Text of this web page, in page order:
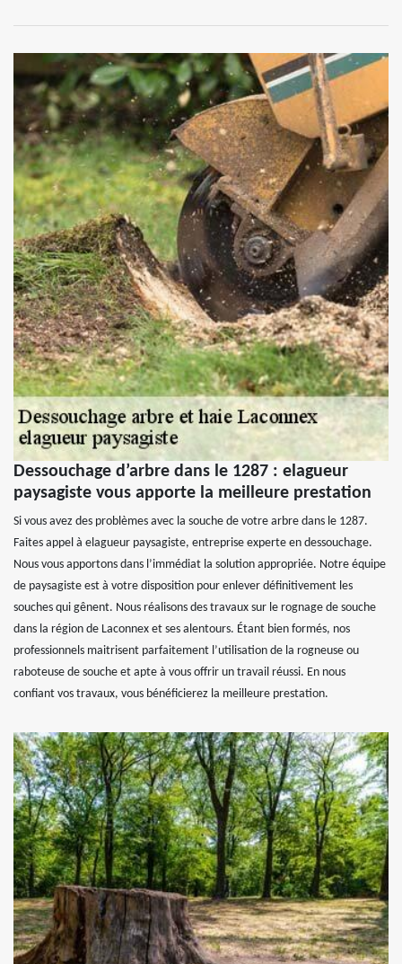
Dessouchage d’arbre dans le 1287 : elagueur
paysagiste vous apporte la meilleure prestation
Si vous avez des problèmes avec la souche de votre arbre dans le 1287.
Faites appel à elagueur paysagiste, entreprise experte en dessouchage.
Nous vous apportons dans l’immédiat la solution appropriée. Notre équipe
de paysagiste est à votre disposition pour enlever définitivement les
souches qui gênent. Nous réalisons des travaux sur le rognage de souche
dans la région de Laconnex et ses alentours. Étant bien formés, nos
professionnels maitrisent parfaitement l’utilisation de la rogneuse ou
raboteuse de souche et apte à vous offrir un travail réussi. En nous
confiant vos travaux, vous bénéficierez la meilleure prestation.